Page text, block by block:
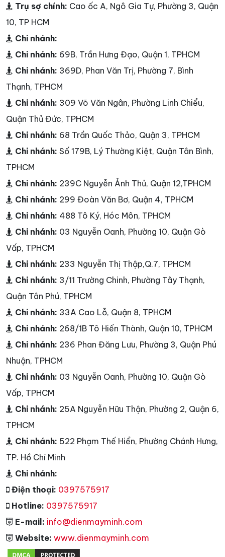
Trụ sợ chính: Cao ốc A, Ngô Gia Tự, Phường 3, Quận
10, TP HCM
Chi nhánh:
Chi nhánh: 69B, Trần Hưng Đạo, Quận 1, TPHCM
Chi nhánh: 369D, Phan Văn Trị, Phường 7, Bình
Thạnh, TPHCM
Chi nhánh: 309 Võ Văn Ngân, Phường Linh Chiểu,
Quận Thủ Đức, TPHCM
Chi nhánh: 68 Trần Quốc Thảo, Quận 3, TPHCM
Chi nhánh: Số 179B, Lý Thường Kiệt, Quận Tân Bình,
TPHCM
Chi nhánh: 239C Nguyễn Ảnh Thủ, Quận 12,TPHCM
Chi nhánh: 299 Đoàn Văn Bơ, Quận 4, TPHCM
Chi nhánh: 488 Tô Ký, Hóc Môn, TPHCM
Chi nhánh: 03 Nguyễn Oanh, Phường 10, Quận Gò
Vấp, TPHCM
Chi nhánh: 233 Nguyễn Thị Thập,Q.7, TPHCM
Chi nhánh: 3/11 Trường Chinh, Phường Tây Thạnh,
Quận Tân Phú, TPHCM
Chi nhánh: 33A Cao Lỗ, Quận 8, TPHCM
Chi nhánh: 268/1B Tô Hiến Thành, Quận 10, TPHCM
Chi nhánh: 236 Phan Đăng Lưu, Phường 3, Quận Phú
Nhuận, TPHCM
Chi nhánh: 03 Nguyễn Oanh, Phường 10, Quận Gò
Vấp, TPHCM
Chi nhánh: 25A Nguyễn Hữu Thận, Phường 2, Quận 6,
TPHCM
Chi nhánh: 522 Phạm Thế Hiển, Phường Chánh Hưng,
TP. Hồ Chí Minh
Chi nhánh:
Điện thoại: 0397575917
Hotline: 0397575917
E-mail: info@dienmayminh.com
Website: www.dienmayminh.com